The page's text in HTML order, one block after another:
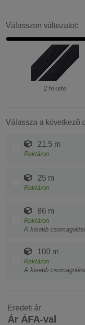
Válasszon változatot:
2 fekete
Válassza a következő
21.5 m
Raktáron
25 m
Raktáron
86 m
Raktáron
A kisebb
100 m
Raktáron
A kisebb
Eredeti ár
Ár ÁFA-val